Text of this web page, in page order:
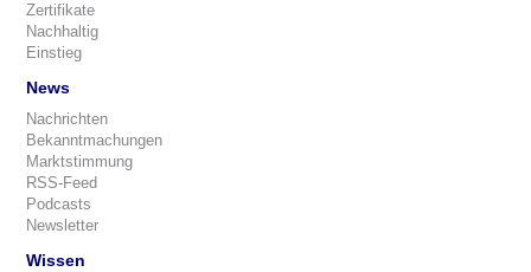
Zertifikate
Nachhaltig
Einstieg
News
Nachrichten
Bekanntmachungen
Marktstimmung
RSS-Feed
Podcasts
Newsletter
Wissen